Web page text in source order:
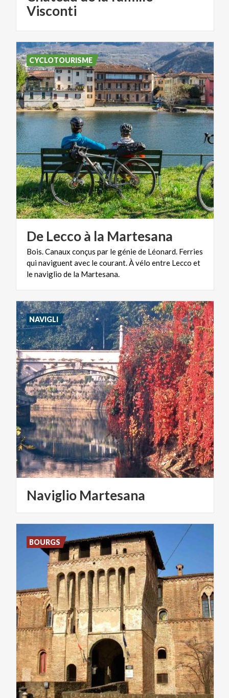
Visconti
De Leccoà la Martesana
Bois. Canaux conçus par le génie de Léonard. Ferries
qui naviguent avec le courant. À vélo entre Lecco et
le naviglio de la Martesana.
CYCLOTOURISME
Naviglio Martesana
NAVIGLI
BOURGS